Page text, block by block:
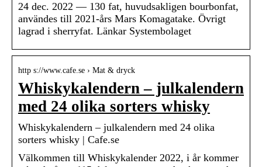
24 dec. 2022 — 130 fat, huvudsakligen bourbonfat,
användes till 2021-års Mars Komagatake. Övrigt
lagrad i sherryfat. Länkar Systembolaget
http s://www.cafe.se › Mat & dryck
Whiskykalendern – julkalendern
med 24 olika sorters whisky
Whiskykalendern – julkalendern med 24 olika
sorters whisky | Cafe.se
Välkommen till Whiskykalender 2022, i år kommer